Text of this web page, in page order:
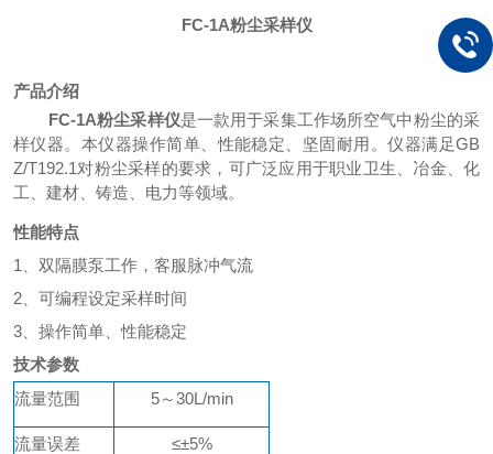
FC-1A粉尘采样仪
产品介绍
FC-1A粉尘采样仪是一款用于采集工作场所空气中粉尘的采
样仪器。本仪器操作简单、性能稳定、坚固耐用。仪器满足GB
Z/T192.1对粉尘采样的要求，可广泛应用于职业卫生、冶金、化
工、建材、铸造、电力等领域。
性能特点
1、 双隔膜泵工作，客服脉冲气流
2、 可编程设定采样时间
3、 操作简单、性能稳定
技术参数
流量范围
5～30L/min
流量误差 ≤±5%